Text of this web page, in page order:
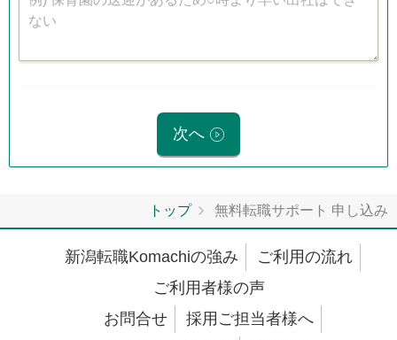
次へ
トップ 無料転職サポート 申し込み
新潟転職Komachiの強み
ご利用の流れ
ご利用者様の声
お問合せ
採用ご担当者様へ